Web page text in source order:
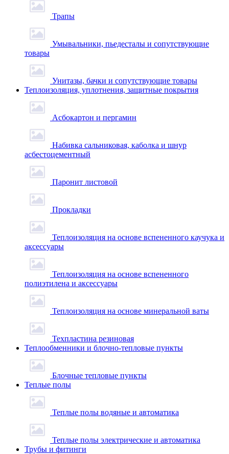
Трапы
Умывальники, пьедесталы и сопутствующие
товары
Унитазы, бачки и сопутствующие товары
Теплоизоляция, уплотнения, защитные покрытия
Асбокартон и пергамин
Набивка сальниковая, каболка и шнур
асбестоцементный
Паронит листовой
Прокладки
Теплоизоляция на основе вспененного каучука и
аксессуары
Теплоизоляция на основе вспененного
полиэтилена и аксессуары
Теплоизоляция на основе минеральной ваты
Техпластина резиновая
Теплообменники и блочно-тепловые пункты
Блочные тепловые пункты
Теплые полы
Теплые полы водяные и автоматика
Теплые полы электрические и автоматика
Трубы и фитинги